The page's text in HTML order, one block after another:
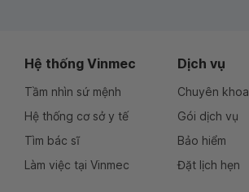
Hệ thống Vinmec
Tầm nhìn sứ mệnh
Hệ thống cơ sở y tế
Tìm bác sĩ
Làm việc tại Vinmec
Dịch vụ
Chuyên khoa
Gói dịch vụ
Bảo hiểm
Đặt lịch hẹn